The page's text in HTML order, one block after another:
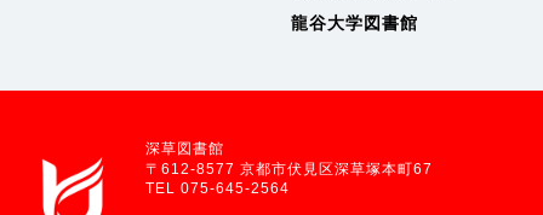
龍谷大学図書館
深草図書館
〒612-8577 京都市伏見区深草塚本町67
TEL 075-645-2564